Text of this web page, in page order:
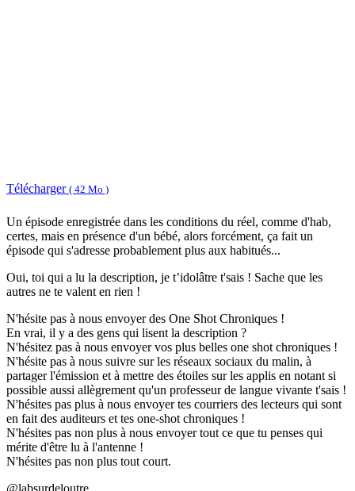
Télécharger ( 42 Mo )
Un épisode enregistrée dans les conditions du réel, comme d'hab,
certes, mais en présence d'un bébé, alors forcément, ça fait un
épisode qui s'adresse probablement plus aux habitués...
Oui, toi qui a lu la description, je t’idolâtre t'sais ! Sache que les
autres ne te valent en rien !
N'hésite pas à nous envoyer des One Shot Chroniques !
En vrai, il y a des gens qui lisent la description ?
N'hésitez pas à nous envoyer vos plus belles one shot chroniques !
N'hésite pas à nous suivre sur les réseaux sociaux du malin, à
partager l'émission et à mettre des étoiles sur les applis en notant si
possible aussi allègrement qu'un professeur de langue vivante t'sais !
N'hésites pas plus à nous envoyer tes courriers des lecteurs qui sont
en fait des auditeurs et tes one-shot chroniques !
N'hésites pas non plus à nous envoyer tout ce que tu penses qui
mérite d'être lu à l'antenne !
N'hésites pas non plus tout court.